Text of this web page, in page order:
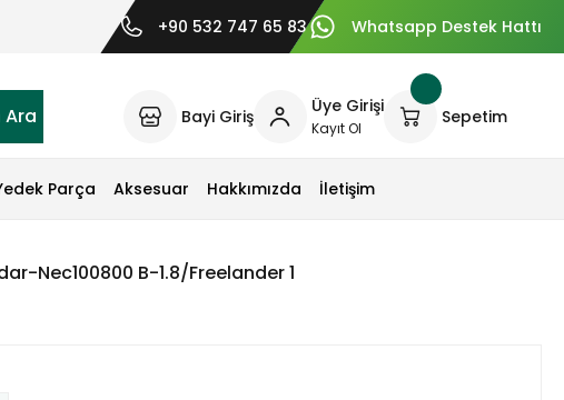
+90 532 747 65 83 Whatsapp Destek Hattı
Ara Bayi Giriş Üye Girişi
Kayıt Ol
Sepetim
Parça Aksesuar Hakkımızda İletişim
Nec100800 B-1.8/Freelander 1